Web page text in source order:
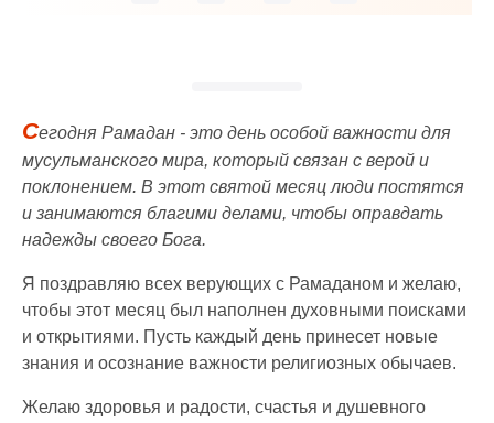
Сегодня Рамадан - это день особой важности для
мусульманского мира, который связан с верой и
поклонением. В этот святой месяц люди постятся
и занимаются благими делами, чтобы оправдать
надежды своего Бога.
Я поздравляю всех верующих с Рамаданом и желаю,
чтобы этот месяц был наполнен духовными поисками
и открытиями. Пусть каждый день принесет новые
знания и осознание важности религиозных обычаев.
Желаю здоровья и радости, счастья и душевного